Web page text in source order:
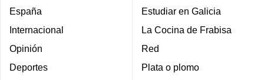
España
Internacional
Opinión
Deportes
Estudiar en Galicia
La Cocina de Frabisa
Red
Plata o plomo